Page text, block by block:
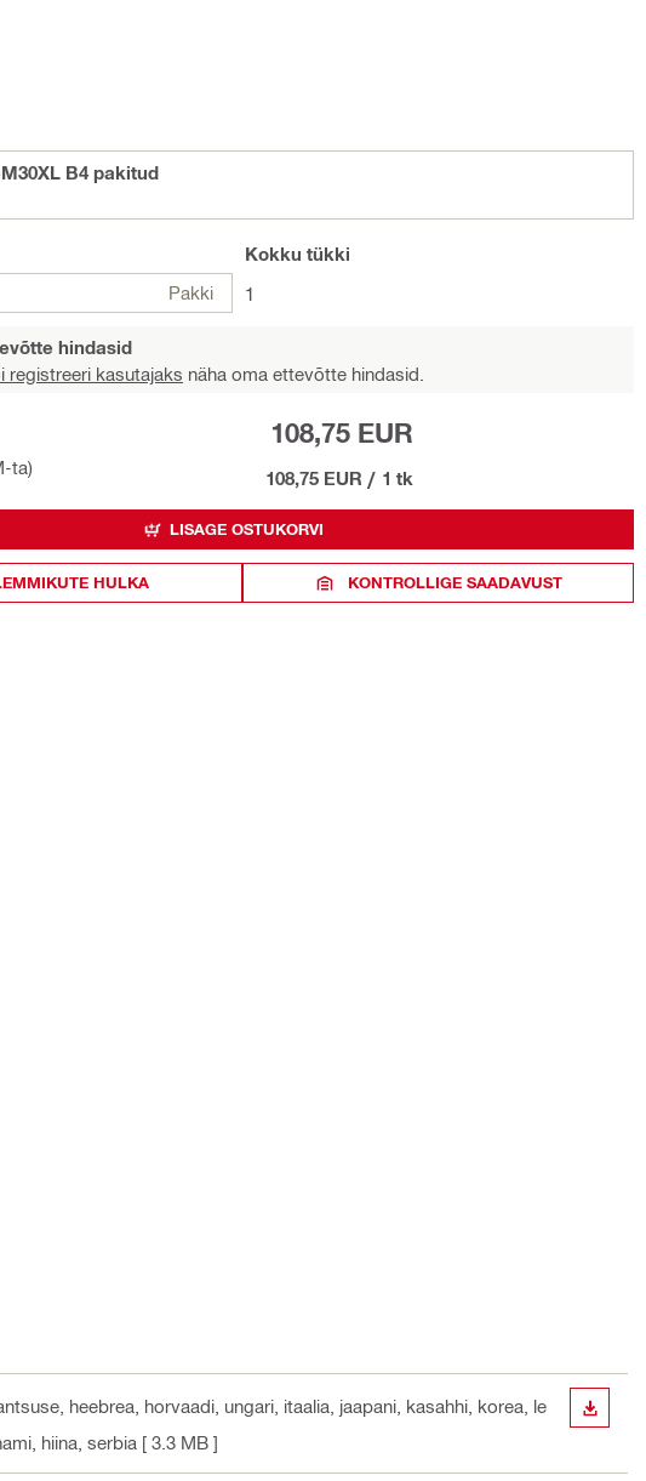
B4 pakitud
Pakki
Kokku tükki
1
hindasid
registreeri kasutajaks näha oma ettevõtte hindasid.
ta)
108,75 EUR
108,75 EUR / 1 tk
LISAGE OSTUKORVI
HULKA KONTROLLIGE SAADAVUST
heebrea, horvaadi, ungari, itaalia, jaapani, kasahhi, korea, le
hiina, serbia [ 3.3 MB ]